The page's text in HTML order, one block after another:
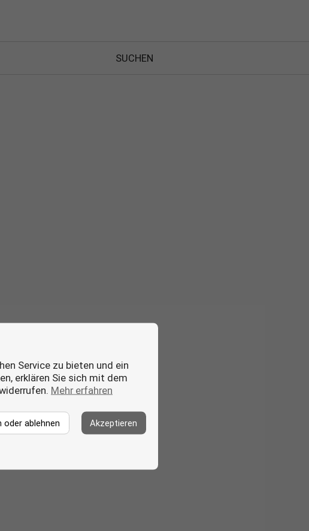
SUCHEN
Service zu bieten und ein
erklären Sie sich mit dem
Mehr erfahren
oder ablehnen Akzeptieren